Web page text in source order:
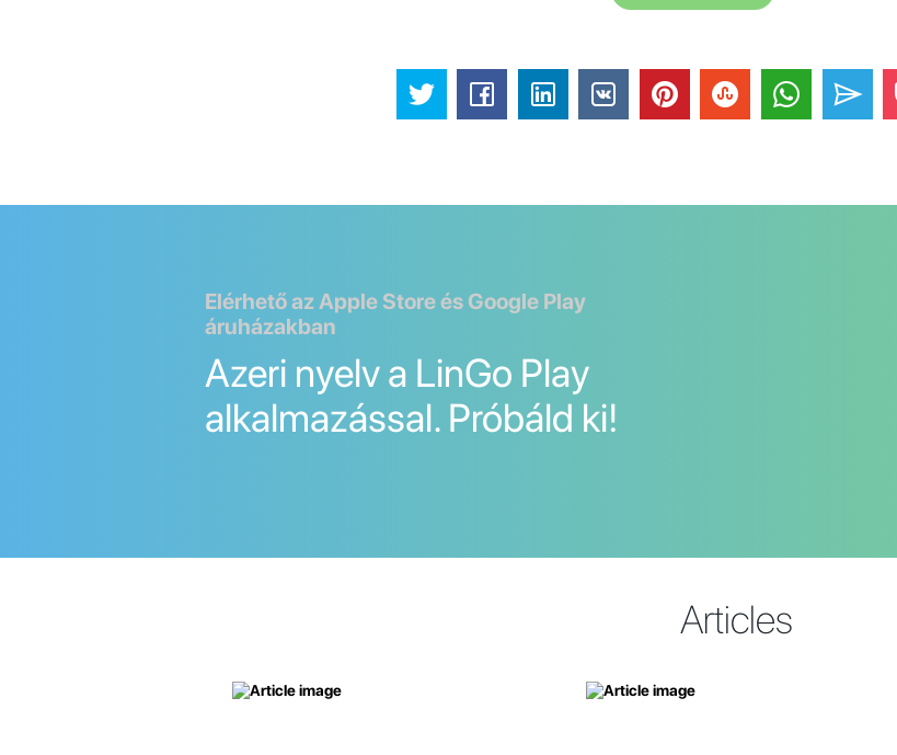
Elérhető az Apple Store és Google Play
áruházakban
Azeri nyelv a LinGo Play
alkalmazással. Próbáld ki!
Articles